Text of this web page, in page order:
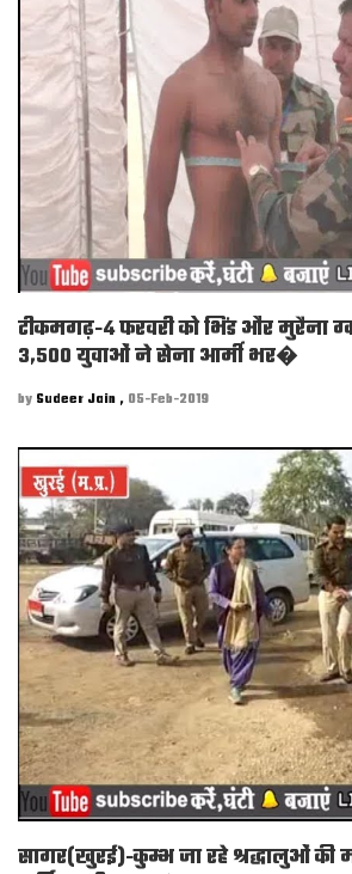
टीकमगढ़-4 फरवरी को भिंड और मुरैना
3,500 युवाओं ने सेना आर्मी भर�
by Sudeer Jain , 05-Feb-2019
सागर(खुरई)-कुम्भ जा रहे श्रद्धालुओं की